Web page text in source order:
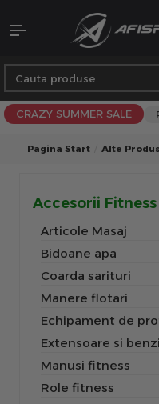
CRAZY SUMMER SALE
Pagina Start Alte
Accesorii Fitness
Articole Masaj
Bidoane apa
Coarda sarituri
Manere flotari
Echipament de
Extensoare si
Manusi fitness
Role fitness